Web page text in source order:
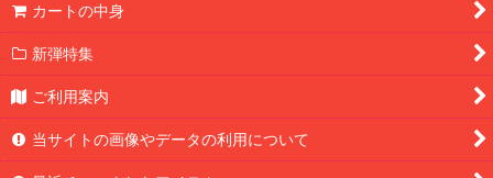
カートの中身
新弾特集
ご利用案内
当サイトの画像やデータの利用について